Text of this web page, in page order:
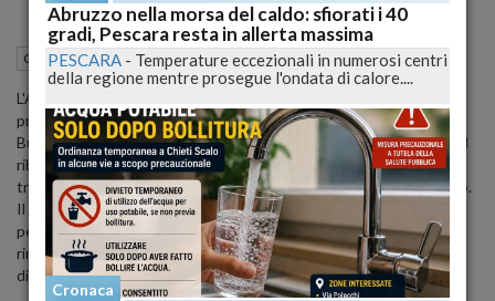
Cronaca Chieti (CH) 04 Agosto 2015 15:48
L'Anas comunica che la strada statale 81 "Piceno Aprutina" e'
provvisoriamente chiusa in entrambe le direzioni in localita'
Bucchianico (km 150), a causa di un mezzo pesante che ha subito il
ribaltamento del rimorchio durante un trasporto eccezionale. Il
traffico e' deviato sulla viabilita' comunale con indicazioni sul posto.
Il mezzo non ha coinvolto altri veicoli. Sul posto e' presente il
personale Anas per la regolazione del traffico, le operazioni di
rimozione del mezzo incidentato e la pulizia del piano viabile, al fine
di ripristinare la circolazione appena possibile.
Abruzzo nella morsa del caldo: sfiorati i 40
gradi, Pescara resta in allerta massima
PESCARA - Temperature eccezionali in numerosi centri
della regione mentre prosegue l'ondata di calore....
Cronaca